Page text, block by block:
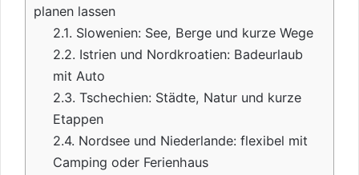
planen lassen
2.1. Slowenien: See, Berge und kurze Wege
2.2. Istrien und Nordkroatien: Badeurlaub
mit Auto
2.3. Tschechien: Städte, Natur und kurze
Etappen
2.4. Nordsee und Niederlande: flexibel mit
Camping oder Ferienhaus